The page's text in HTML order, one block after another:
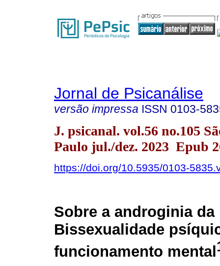
Jornal de Psicanálise
versão impressa ISSN 0103-
J. psicanal. vol.56 no.105
Paulo jul./dez. 2023 Epub
https://doi.org/10.5935/0103-
Sobre a androginia da
Bissexualidade
funcionamento mental